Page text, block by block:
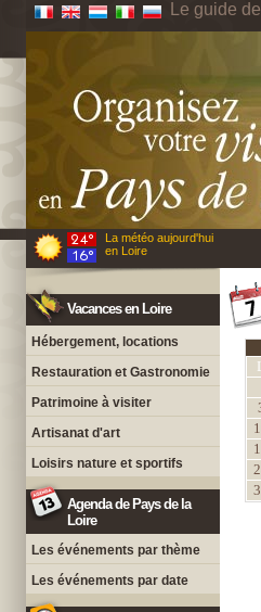
Le guide
La météo aujourd'hui
en Loire
Vacances en Loire
Hébergement, locations
Restauration et Gastronomie
Patrimoine à visiter
Artisanat d'art
Loisirs nature et sportifs
Agenda de Pays de la
Loire
Les événements par thème
Les événements par date